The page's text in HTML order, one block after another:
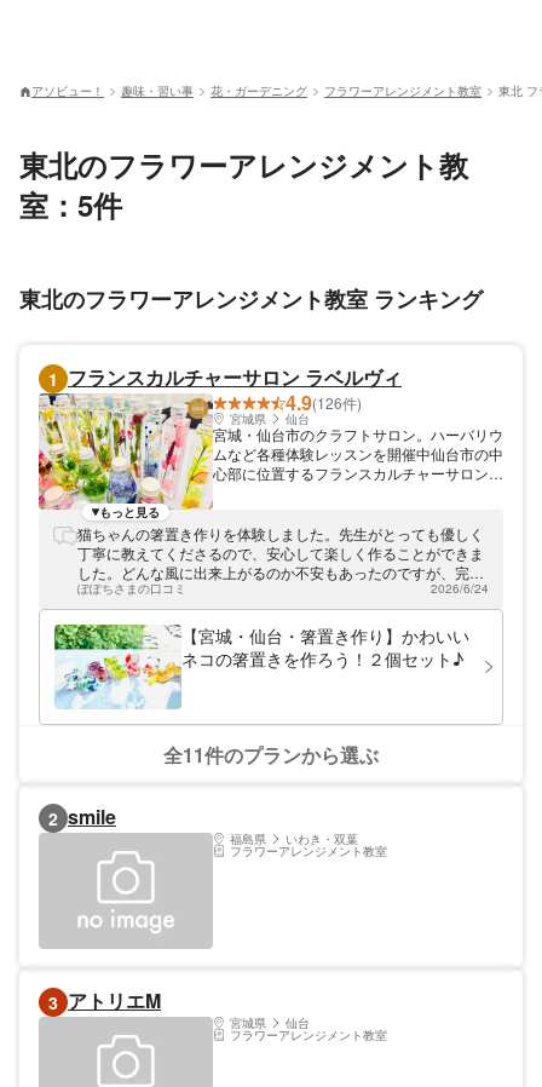
アソビュー！ 趣味・習い事 花・ガーデニング フラワーアレンジメント教室 東北 フ
東北のフラワーアレンジメント教
室：5件
東北のフラワーアレンジメント教室 ランキング
1 フランスカルチャーサロン ラベルヴィ
4.9(126件)
宮城県 仙台
宮城・仙台市のクラフトサロン。ハーバリウ
ムなど各種体験レッスンを開催中仙台市の中
心部に位置するフランスカルチャーサロン
フランスの伝統工芸・カルトナージュをはじ
め、ハーバリウムやタッセルなど、幅広い体
験レッスンを開催しています。フランスや手
作りクラフトに少しでも興味のある方は、ぜ
ひ一度ご参加ください。当サロンまではJR
仙台駅から徒歩6分と、アクセス便利にお越
しいただけます。
もっと見る
猫ちゃんの箸置き作りを体験しました。先生がとっても優しく
丁寧に教えてくださるので、安心して楽しく作ることができま
した。どんな風に出来上がるのか不安もあったのですが、完成
して送られてきた作品に大満足。一つずつ素敵な袋詰めされて
おり、とっても可愛かったです。使うのがもったいないくらい
で、まずは4匹の猫ちゃん箸置きを飾っております。
ぽぽちさまの口コミ 2026/6/24
【宮城・仙台・箸置き作り】かわいい
ネコの箸置きを作ろう！２個セット♪
全11件のプランから選ぶ
2 smile
福島県 いわき・双葉
フラワーアレンジメント教室
3 アトリエM
宮城県 仙台
フラワーアレンジメント教室